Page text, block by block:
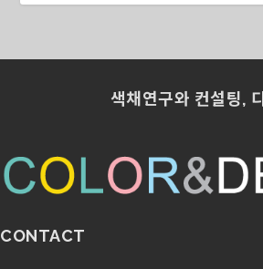
색채연구와 컨설팅,
CONTACT